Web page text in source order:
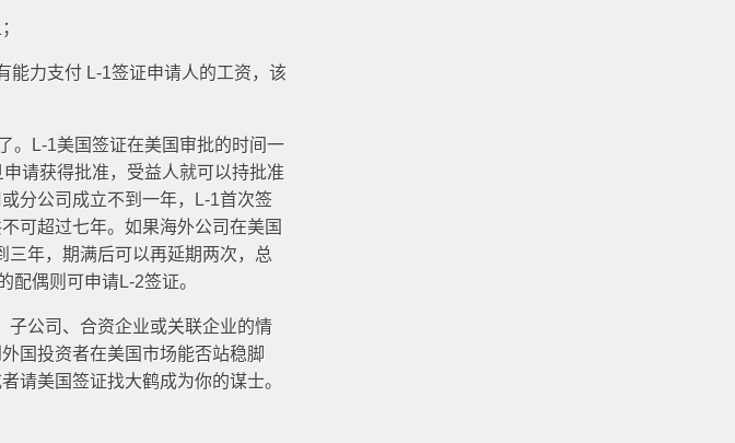
能力支付 L-1签证申请人的工资，该
。L-1美国签证在美国审批的时间一
请获得批准，受益人就可以持批准
分公司成立不到一年，L-1首次签
可超过七年。如果海外公司在美国
三年，期满后可以再延期两次，总
配偶则可申请L-2签证。
子公司、合资企业或关联企业的情
国投资者在美国市场能否站稳脚
请美国签证找大鹤成为你的谋士。